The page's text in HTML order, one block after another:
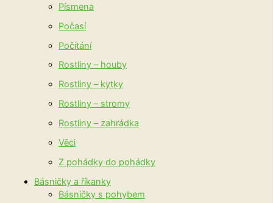
Písmena
Počasí
Počítání
Rostliny – houby
Rostliny – kytky
Rostliny – stromy
Rostliny – zahrádka
Věci
Z pohádky do pohádky
Básničky a říkanky
Básničky s pohybem